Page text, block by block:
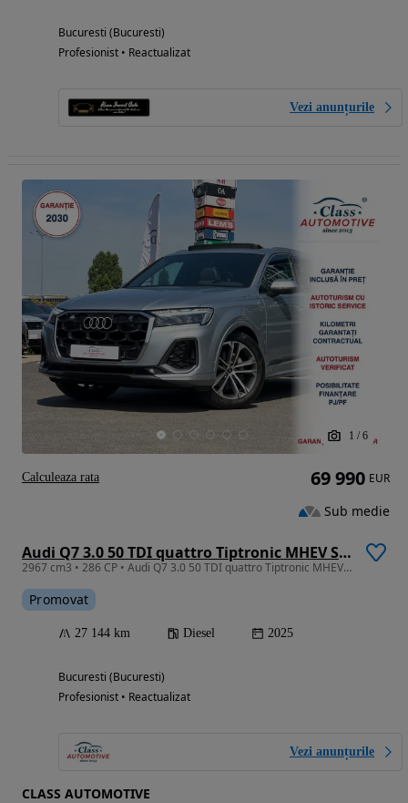
Bucuresti (Bucuresti)
Profesionist • Reactualizat
Vezi anunțurile
1 / 6
Audi Q7 3.0 50 TDI quattro Tiptronic MHEV S Line
2967 cm3 • 286 CP • Audi Q7 3.0 50 TDI quattro Tiptronic MHEV S Line
Promovat
27 144 km Diesel 2025
Bucuresti (Bucuresti)
Profesionist • Reactualizat
Vezi anunțurile
CLASS AUTOMOTIVE
69 990 EUR
Sub medie
Calculeaza rata